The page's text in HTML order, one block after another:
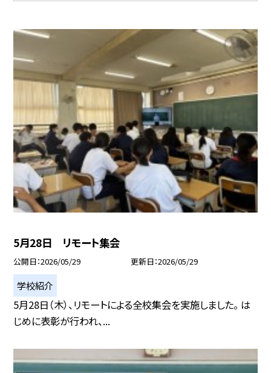
5月28日 リモート集会
公開日 2026/05/29 更新日 2026/05/29
学校紹介
5月28日（木）、リモートによる全校集会を実施しました。 は
じめに表彰が行われ、...